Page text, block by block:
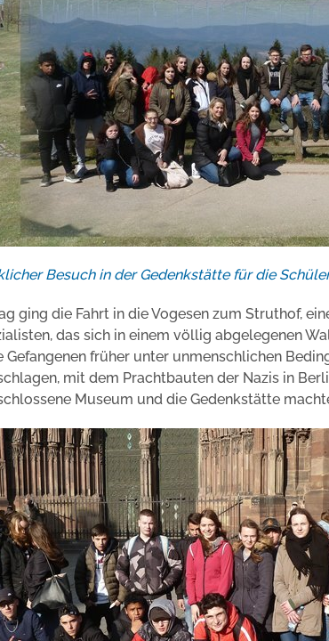
Besuch in der Gedenkstätte für die
ging die Fahrt in die Vogesen zum Struthof,
das sich in einem völlig abgelegenen
Gefangenen früher unter unmenschlichen
mit dem Prachtbauten der Nazis in
Museum und die Gedenkstätte